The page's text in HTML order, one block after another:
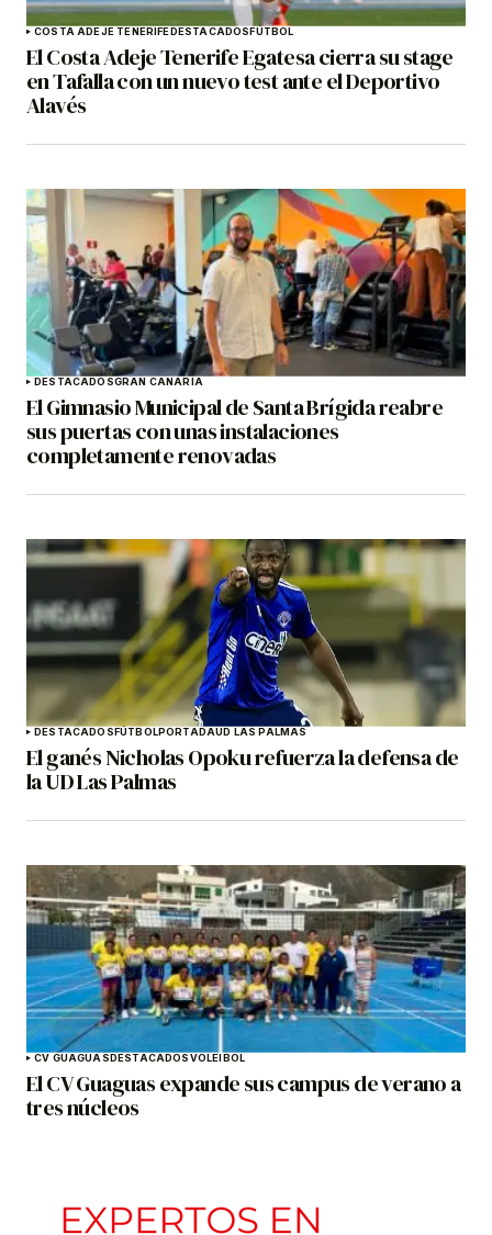
COSTA ADEJE TENERIFEDESTACADOSFÚTBOL
El Costa Adeje Tenerife Egatesa cierra su stage
en Tafalla con un nuevo test ante el Deportivo
Alavés
DESTACADOSGRAN CANARIA
El Gimnasio Municipal de Santa Brígida reabre
sus puertas con unas instalaciones
completamente renovadas
DESTACADOSFÚTBOLPORTADAUD LAS PALMAS
El ganés Nicholas Opoku refuerza la defensa de
la UD Las Palmas
CV GUAGUASDESTACADOSVOLEIBOL
El CV Guaguas expande sus campus de verano a
tres núcleos